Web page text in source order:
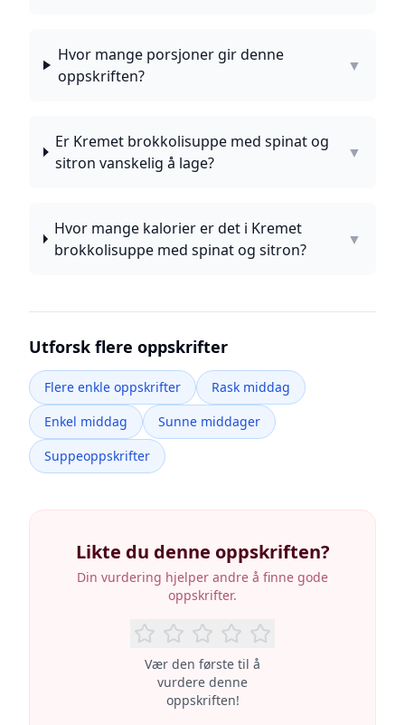
Hvor mange porsjoner gir denne
oppskriften?
▼
Er Kremet brokkolisuppe med spinat og
sitron vanskelig å lage?
▼
Hvor mange kalorier er det i Kremet
brokkolisuppe med spinat og sitron?
▼
Utforsk flere oppskrifter
Flere enkle oppskrifter
Rask middag
Enkel middag
Sunne middager
Suppeoppskrifter
Likte du denne oppskriften?
Din vurdering hjelper andre å finne gode
oppskrifter.
Vær den første til å
vurdere denne
oppskriften!